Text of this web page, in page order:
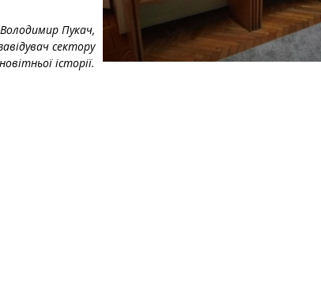
Володимир Пукач,
сектору
історії.